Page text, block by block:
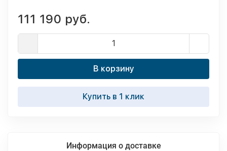
111 190 руб.
В корзину
Купить в 1 клик
Информация о доставке